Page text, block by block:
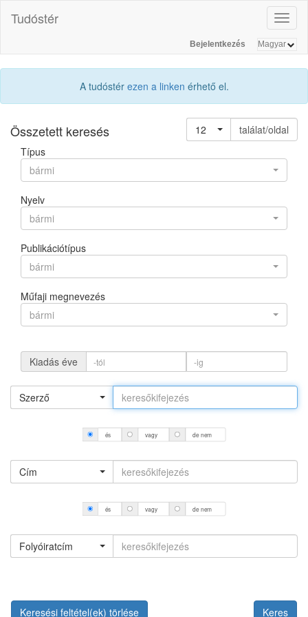
Tudóstér
Bejelentkezés
A tudóstér ezen a linken érhető el.
Összetett keresés 12
találat/oldal
Típus
bármi
Nyelv
bármi
Publikációtípus
bármi
Műfaji megnevezés
bármi
Kiadás éve
Szerző
és vagy de nem
Cím
és vagy de nem
Folyóiratcím
Keresési feltétel(ek) törlése